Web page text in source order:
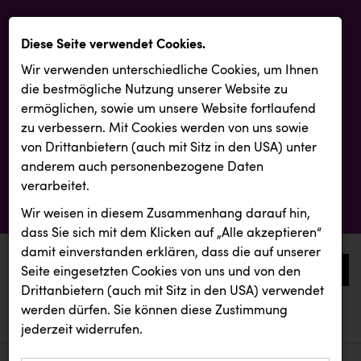
0
aktuelle aussendungen
aktuelle aussendungen
Diese Seite verwendet Cookies.
Wir verwenden unterschiedliche Cookies, um Ihnen
die best­mögliche Nutzung unserer Website zu
ermöglichen, sowie um unsere Website fortlaufend
zu verbessern. Mit Cookies werden von uns sowie
von Drittanbietern (auch mit Sitz in den USA) unter
anderem auch personenbezogene Daten
verarbeitet.
Wir weisen in diesem Zusammenhang darauf hin,
dass Sie sich mit dem Klicken auf „Alle akzeptieren“
damit ein­ver­standen erklären, dass die auf unserer
Seite eingesetzten Cookies von uns und von den
Drittanbietern (auch mit Sitz in den USA) verwendet
werden dürfen. Sie können diese Zustimmung
jederzeit widerrufen.